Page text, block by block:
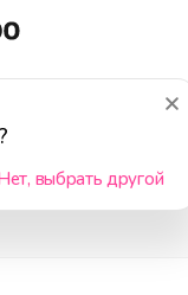
выбрать другой